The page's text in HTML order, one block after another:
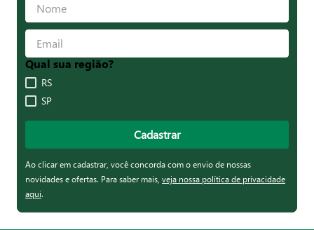
Qual sua região?
RS
SP
Cadastrar
Ao clicar em cadastrar, você concorda com o envio de nossas
novidades e ofertas. Para saber mais, veja nossa política de privacidade
aqui.